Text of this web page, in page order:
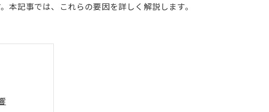
記事では、これらの要因を詳しく解説します。